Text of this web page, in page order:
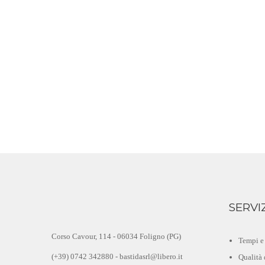
Corso Cavour, 114 - 06034 Foligno (PG)
(+39) 0742 342880 - bastidasrl@libero.it
Tempi
Qualità